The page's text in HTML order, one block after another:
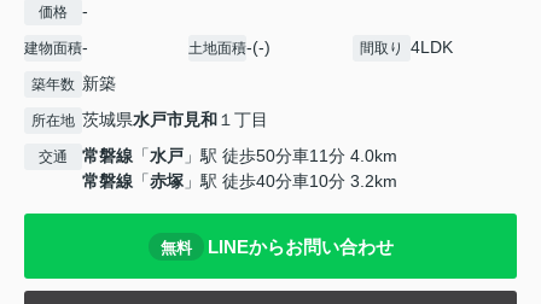
価格 -
建物面積- 土地面積-(-) 間取り 4LDK
築年数 新築
所在地 茨城県水戸市見和１丁目
交通 常磐線 「水戸 」駅 徒歩50分車11分 4.0km
常磐線 「赤塚 」駅 徒歩40分車10分 3.2km
無料 LINEからお問い合わせ